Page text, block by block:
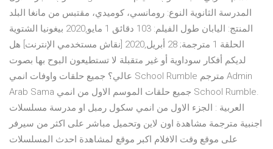
المدرسة الثانوية النوع: رومانسي، كوميدي، مقتبس من مانغا البلد
المنتج: اليابان طول الفيلم: 103 دقائق 1 مايو,2020 بيغونيا الشتوية
الحلقة 1 مترجمة; 28 أبريل,2020 [نقاش مستخدمي الإنترنت] هل
لديكم أفكار سوداوية أو غير متقبلة لا تستطيعون البوح بها بصوت
عالي؟ جميع حلقات واوفات انمي School Rumble مترجم Admin
Arab Sama جميع حلقات الموسم الاول من انمي School Rumble.
العربية : الجزء الاول من انمي سكول رمبل او مدرسة مسلسلات
اجنبية مترجمة مشاهدة اون لاين وتحميل مباشر على اكثر من سيرفر
على موقع وقت الافلام اكبر موقع لمشاهدة احدث المسلسلات